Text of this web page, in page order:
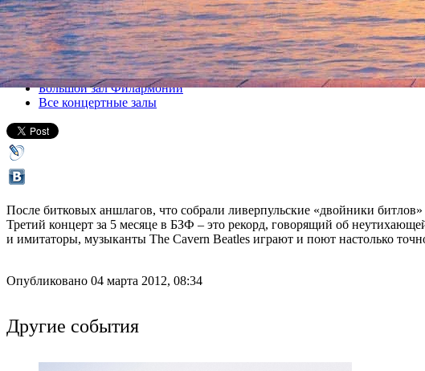
02 июня 2012, суббота,19.00
Версия для печати
Все концерты
Большой зал Филармонии
Все концертные залы
После битковых аншлагов, что собрали ливерпульские «двойники
Третий концерт за 5 месяце в БЗФ – это рекорд, говорящий об
и имитаторы, музыканты The Cavern Beatles играют и поют настолько
Опубликовано 04 марта 2012, 08:34
Другие события